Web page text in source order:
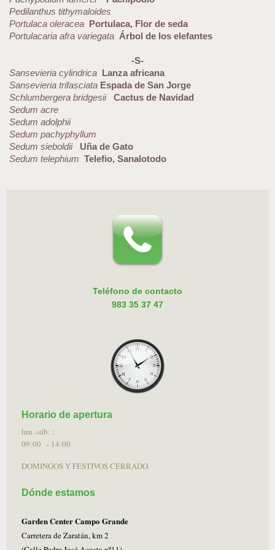
Pedilanthus tithymaloides
Portulaca oleracea Portulaca, Flor de seda
Portulacaria afra variegata Árbol de los elefantes
-S-
Sansevieria cylindrica Lanza africana
Sansevieria trifasciata Espada de San Jorge
Schlumbergera bridgesii
Cactus de Navidad
Sedum acre
Sedum adolphii
Sedum pachyphyllum
Sedum sieboldii
Uña de Gato
Sedum telephium Telefio, Sanalotodo
Teléfono de contacto
983 35 37 47
Horario de apertura
lun.-sáb. :
09:00 - 14:00
DOMINGOS Y FESTIVOS CERRADO.
Dónde estamos
Garden Center Campo Grande
Carretera de Zaratán, km 2